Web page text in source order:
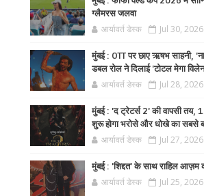
ग्लैमरस जलवा
आर्यावर्त डेस्क Jul 30, 2026
मुंबई : OTT पर छाए ऋषभ साहनी,
डबल रोल ने दिलाई 'टोटल मेगा
आर्यावर्त डेस्क Jul 28, 2026
मुंबई : 'द ट्रेटर्स 2' की वापसी तय,
शुरू होगा भरोसे और धोखे का सबसे
आर्यावर्त डेस्क Jul 27, 2026
मुंबई : 'शिद्दत' के साथ राहिल आज़म
आर्यावर्त डेस्क Jul 25, 2026